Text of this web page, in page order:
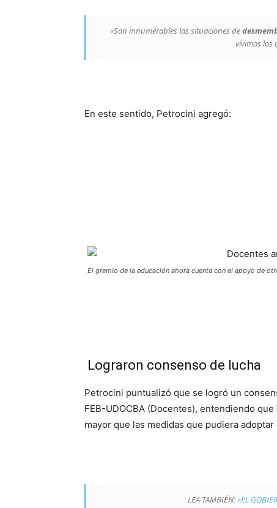
«Son innumerables las situaciones de
vivimos los
En este sentido, Petrocini agregó:
El gremio de la educación ahora cuenta con el apoyo de
Lograron consenso de lucha
Petrocini puntualizó que se logró un
FEB-UDOCBA (Docentes), entendiendo que
mayor que las medidas que pudiera
LEA TAMBIÉN:«EL